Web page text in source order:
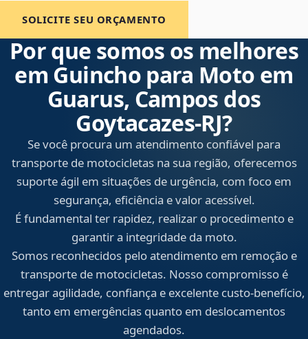
SOLICITE SEU ORÇAMENTO
Por que somos os melhores
em Guincho para Moto em
Guarus, Campos dos
Goytacazes‑RJ?
Se você procura um atendimento confiável para
transporte de motocicletas na sua região, oferecemos
suporte ágil em situações de urgência, com foco em
segurança, eficiência e valor acessível.
É fundamental ter rapidez, realizar o procedimento e
garantir a integridade da moto.
Somos reconhecidos pelo atendimento em remoção e
transporte de motocicletas. Nosso compromisso é
entregar agilidade, confiança e excelente custo-benefício,
tanto em emergências quanto em deslocamentos
agendados.